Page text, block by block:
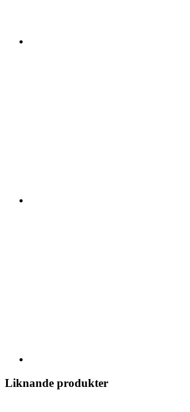
Liknande produkter